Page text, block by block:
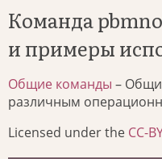
Команда
и примеры
Общие команды –
различным
Licensed under the CC-